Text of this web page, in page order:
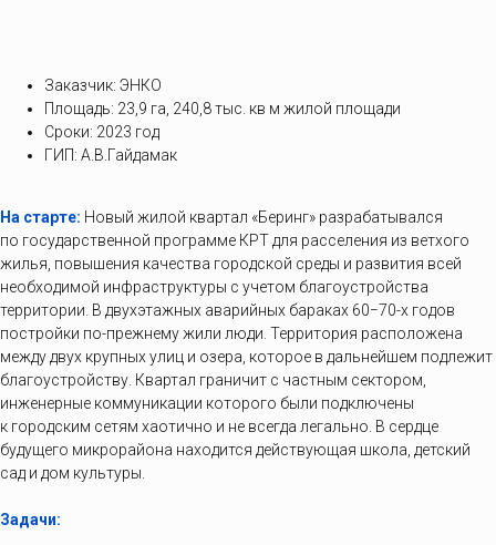
Заказчик: ЭНКО
Площадь: 23,9 га, 240,8 тыс. кв м жилой площади
Сроки: 2023 год
ГИП: А.В.Гайдамак
На старте: Новый жилой квартал «Беринг» разрабатывался
по государственной программе КРТ для расселения из ветхого
жилья, повышения качества городской среды и развития всей
необходимой инфраструктуры с учетом благоустройства
территории. В двухэтажных аварийных бараках 60−70-х годов
постройки по-прежнему жили люди. Территория расположена
между двух крупных улиц и озера, которое в дальнейшем подлежит
благоустройству. Квартал граничит с частным сектором,
инженерные коммуникации которого были подключены
к городским сетям хаотично и не всегда легально. В сердце
будущего микрорайона находится действующая школа, детский
сад и дом культуры.
Задачи: